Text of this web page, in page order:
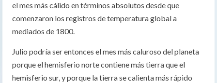
el mes más cálido en términos absolutos desde que
comenzaron los registros de temperatura global a
mediados de 1800.
Julio podría ser entonces el mes más caluroso del planeta
porque el hemisferio norte contiene más tierra que el
hemisferio sur, y porque la tierra se calienta más rápido